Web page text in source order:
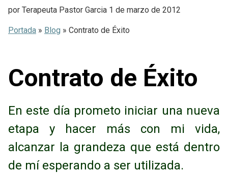
por Terapeuta Pastor Garcia 1 de marzo de 2012
Portada » Blog » Contrato de Éxito
Contrato de Éxito
En este día prometo iniciar una nueva
etapa y hacer más con mi vida,
alcanzar la grandeza que está dentro
de mí esperando a ser utilizada.